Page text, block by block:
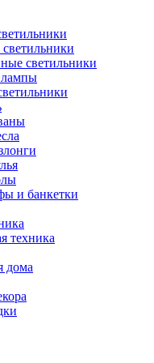
светильники
и банкетки
техника
дома